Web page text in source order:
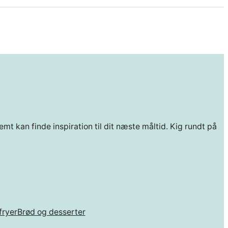
kan finde inspiration til dit næste måltid. Kig rundt på
Brød og desserter